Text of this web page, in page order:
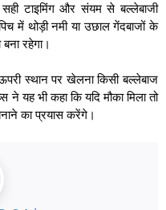
टाइमिंग और संयम से बल्लेबाजी
में थोड़ी नमी या उछाल गेंदबाजों के
रहेगा।
स्थान पर खेलना किसी बल्लेबाज
यह भी कहा कि यदि मौका मिला तो
का प्रयास करेंगे।